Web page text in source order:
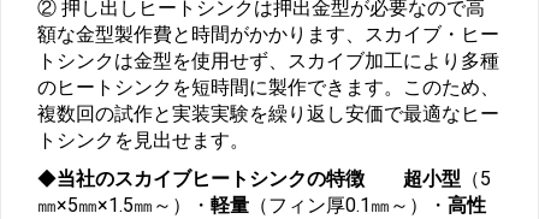
② 押し出しヒートシンクは押出金型が必要なので高
額な金型製作費と時間がかかります、スカイブ・ヒー
トシンクは金型を使用せず、スカイブ加工により多種
のヒートシンクを短時間に製作できます。このため、
複数回の試作と実装実験を繰り返し安価で最適なヒー
トシンクを見出せます。
◆当社のスカイブヒートシンクの特徴 超小型 （5
㎜×5㎜×1.5㎜～）・ 軽量 （フィン厚0.1㎜～）・ 高性